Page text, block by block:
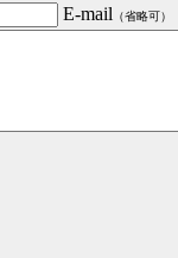
E-mail （省略可）